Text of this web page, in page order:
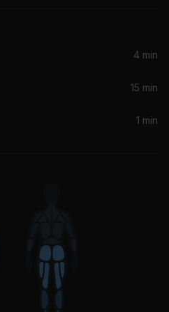
4 min
15 min
1 min